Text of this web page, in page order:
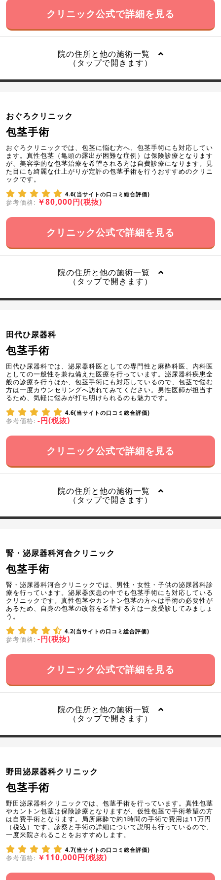
クリニック公式で詳細を見る
院の住所と他の施術一覧
（タップで開きます）
おぐろクリニック
包茎手術
おぐろクリニックでは、包茎に悩む方へ、包茎手術にも対応してい
ます。真性包茎（亀頭の露出が困難な症例）は保険診療となります
が、美容学的な包茎治療を希望される方は自費診療になります。見
た目にも綺麗な仕上がりが定評の包茎手術を行うおすすめのクリニ
ックです。
4.6(当サイトの口コミ総合評価)
参考価格: ￥80,000円(税抜)
クリニック公式で詳細を見る
院の住所と他の施術一覧
（タップで開きます）
田代ひ尿器科
包茎手術
田代ひ尿器科では、泌尿器科医としての専門性と麻酔科医、内科医
としての一般性を兼ね備えた医療を行っています。泌尿器科疾患全
般の診療を行うほか、包茎手術にも対応しているので、包茎で悩む
方は一度カウンセリングへ訪れてみてください。男性医師が担当す
るため、気軽に悩みが打ち明けられるのも魅力です。
4.6(当サイトの口コミ総合評価)
参考価格: -円(税抜)
クリニック公式で詳細を見る
院の住所と他の施術一覧
（タップで開きます）
腎・泌尿器科河合クリニック
包茎手術
腎・泌尿器科河合クリニックでは、男性・女性・子供の泌尿器科診
療を行っています。泌尿器疾患の中でも包茎手術にも対応している
クリニックです。真性包茎やカントン包茎の方へは手術の必要性が
あるため、自身の包茎の改善を希望する方は一度受診してみましょ
う。
4.2(当サイトの口コミ総合評価)
参考価格: -円(税抜)
クリニック公式で詳細を見る
院の住所と他の施術一覧
（タップで開きます）
野田泌尿器科クリニック
包茎手術
野田泌尿器科クリニックでは、包茎手術を行っています。真性包茎
やカントン包茎は保険診療となりますが、仮性包茎で手術希望の方
は自費手術となります。局所麻酔で約1時間の手術で費用は11万円
（税込）です。診察と手術の詳細について説明も行っているので、
一度来院されることをおすすめします。
4.7(当サイトの口コミ総合評価)
参考価格: ￥110,000円(税抜)